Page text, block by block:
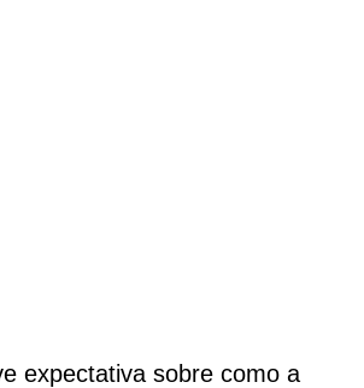
expectativa sobre como a